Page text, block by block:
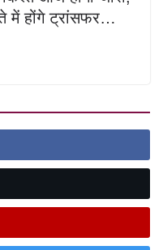
में होंगे ट्रांसफर…